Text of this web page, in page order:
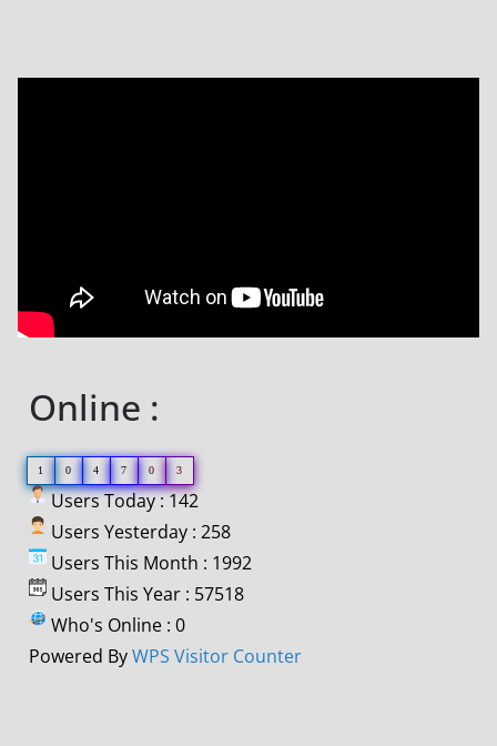
Online :
1 0 4 7 0 3
Users Today : 142
Users Yesterday : 258
Users This Month : 1992
Users This Year : 57518
Who's Online : 0
Powered ByWPS Visitor Counter